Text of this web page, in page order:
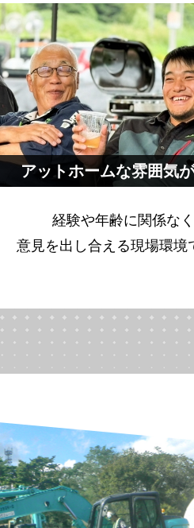
アットホームな雰囲気
経験や年齢に関係なく
意見を出し合える現場環境